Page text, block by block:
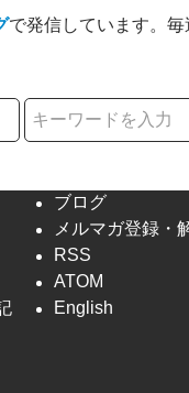
で発信しています。
ブログ
メルマガ登録・
RSS
ATOM
English